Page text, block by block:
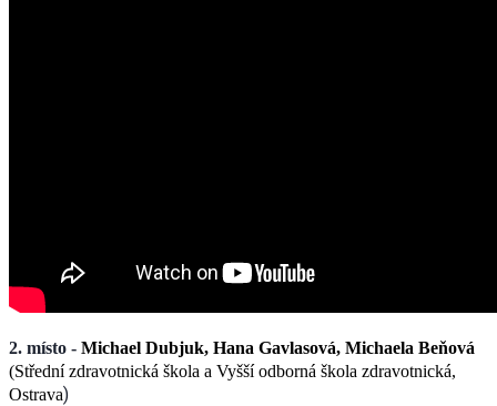
2. místo - Michael Dubjuk, Hana Gavlasová, Michaela Beňová​
(Střední zdravotnická škola a Vyšší odborná škola zdravotnická,
Ostrava)